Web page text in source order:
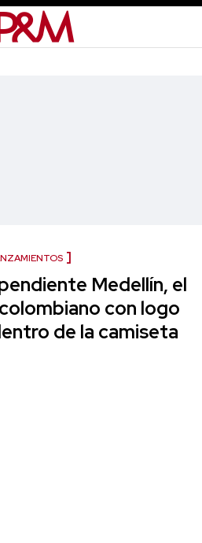
Medellín, el
con logo
de la camiseta